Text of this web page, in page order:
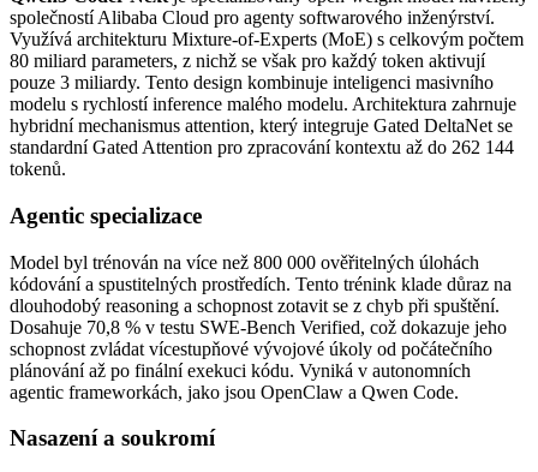
společností Alibaba Cloud pro agenty softwarového inženýrství.
Využívá architekturu Mixture-of-Experts (MoE) s celkovým počtem
80 miliard parameters, z nichž se však pro každý token aktivují
pouze 3 miliardy. Tento design kombinuje inteligenci masivního
modelu s rychlostí inference malého modelu. Architektura zahrnuje
hybridní mechanismus attention, který integruje Gated DeltaNet se
standardní Gated Attention pro zpracování kontextu až do 262 144
tokenů.
Agentic specializace
Model byl trénován na více než 800 000 ověřitelných úlohách
kódování a spustitelných prostředích. Tento trénink klade důraz na
dlouhodobý reasoning a schopnost zotavit se z chyb při spuštění.
Dosahuje 70,8 % v testu SWE-Bench Verified, což dokazuje jeho
schopnost zvládat vícestupňové vývojové úkoly od počátečního
plánování až po finální exekuci kódu. Vyniká v autonomních
agentic frameworkách, jako jsou OpenClaw a Qwen Code.
Nasazení a soukromí